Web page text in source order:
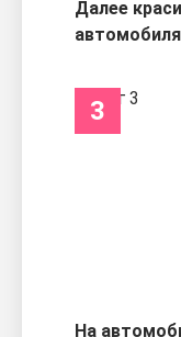
Далее
3
На